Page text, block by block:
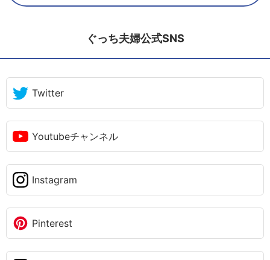
ぐっち夫婦公式SNS
Twitter
Youtubeチャンネル
Instagram
Pinterest